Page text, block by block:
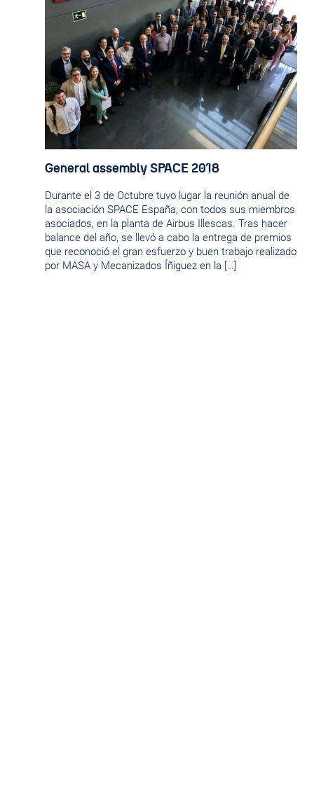
General assembly SPACE 2018
Durante el 3 de Octubre tuvo lugar la reunión anual de
la asociación SPACE España, con todos sus miembros
asociados, en la planta de Airbus Illescas. Tras hacer
balance del año, se llevó a cabo la entrega de premios
que reconoció el gran esfuerzo y buen trabajo realizado
por MASA y Mecanizados Íñiguez en la […]